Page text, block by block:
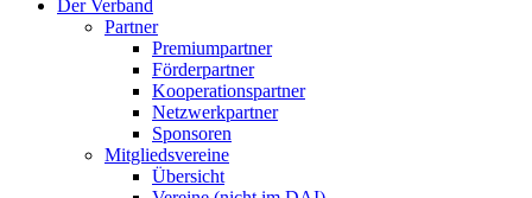
Der Verband
Partner
Premiumpartner
Förderpartner
Kooperationspartner
Netzwerkpartner
Sponsoren
Mitgliedsvereine
Übersicht